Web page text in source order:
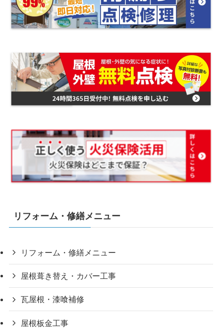
リフォーム・修繕メニュー
リフォーム・修繕メニュー
屋根葺き替え・カバー工事
瓦屋根・漆喰補修
屋根板金工事